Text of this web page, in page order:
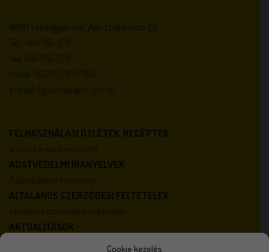
Cookie kezelés
4900 Fehérgyarmat, Ady Endre utca 20.
Tel.:
fax:
mobil:
e-mail:
FELHASZNÁLÁSI ÖTLETEK, RECEPTEK
ADATVÉDELMI IRÁNYELVEK
ÁLTALÁNOS SZERZŐDÉSI FELTÉTELEK
AKTUALITÁSOK